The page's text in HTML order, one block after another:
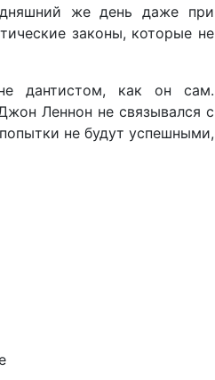
же день даже при
законы, которые не
дантистом, как он сам.
Леннон не связывался с
не будут успешными,